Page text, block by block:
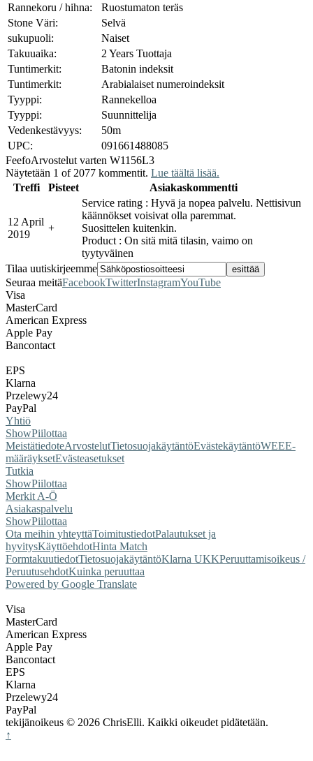
Rannekoru / hihna:
Ruostumaton teräs
Stone Väri:
Selvä
sukupuoli:
Naiset
Takuuaika:
2 Years Tuottaja
Tuntimerkit:
Batonin indeksit
Tuntimerkit:
Arabialaiset numeroindeksit
Tyyppi:
Rannekelloa
Tyyppi:
Suunnittelija
Vedenkestävyys:
50m
UPC:
091661488085
FeefoArvostelut varten W1156L3
Näytetään 1 of 2077 kommentit. Lue täältä lisää.
Treffi
Pisteet Asiakaskommentti
12 April
2019
+
Service rating : Hyvä ja nopea palvelu. Nettisivun
käännökset voisivat olla paremmat.
Suosittelen kuitenkin.
Product : On sitä mitä tilasin, vaimo on
tyytyväinen
Tilaa uutiskirjeemme
Seuraa meitäFacebookTwitterInstagramYouTube
Visa
MasterCard
American Express
Apple Pay
Bancontact
EPS
Klarna
Przelewy24
PayPal
Yhtiö
ShowPiilottaa
MeistätiedoteArvostelutTietosuojakäytäntöEvästekäytäntöWEEE-
määräyksetEvästeasetukset
Tutkia
ShowPiilottaa
Merkit A-Ö
Asiakaspalvelu
ShowPiilottaa
Ota meihin yhteyttäToimitustiedotPalautukset ja
hyvitysKäyttöehdotHinta Match
FormtakuutiedotTietosuojakäytäntöKlarna UKKPeruuttamisoikeus /
PeruutusehdotKuinka peruuttaa
Powered by Google Translate
Visa
MasterCard
American Express
Apple Pay
Bancontact
EPS
Klarna
Przelewy24
PayPal
tekijänoikeus © 2026 ChrisElli. Kaikki oikeudet pidätetään.
↑